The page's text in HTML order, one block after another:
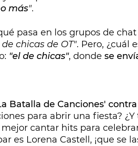
más".
pasa en los grupos de chat
chicas de OT". Pero, ¿cuál
"el de chicas", donde se
Batalla de Canciones'
para abrir una fiesta?
cantar hits para
es Lorena Castell, ¡que se